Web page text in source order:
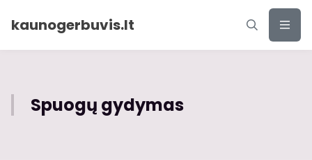
kaunogerbuvis.lt
Spuogų gydymas